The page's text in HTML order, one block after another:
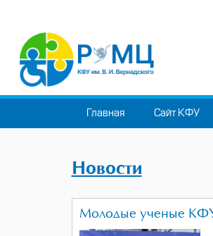
основному
содержанию
Главная Сайт КФУ
to
top
Новости
Молодые ученые КФУ